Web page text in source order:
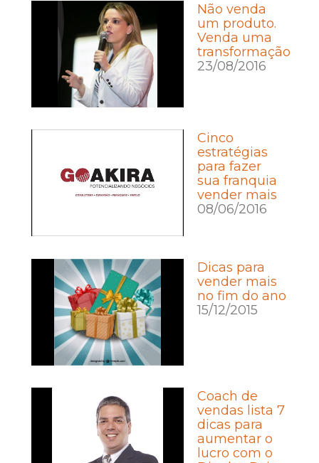
Não venda
um produto.
Venda uma
transformação
23/08/2016
Cinco
estratégias
para fazer
sua franquia
vender mais
08/06/2016
Dicas para
vender mais
no fim do ano
15/12/2015
Coach de
vendas lista 7
dicas para
aumentar o
lucro com o